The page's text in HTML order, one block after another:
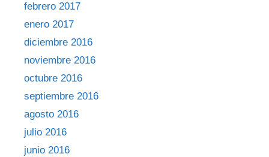
febrero 2017
enero 2017
diciembre 2016
noviembre 2016
octubre 2016
septiembre 2016
agosto 2016
julio 2016
junio 2016